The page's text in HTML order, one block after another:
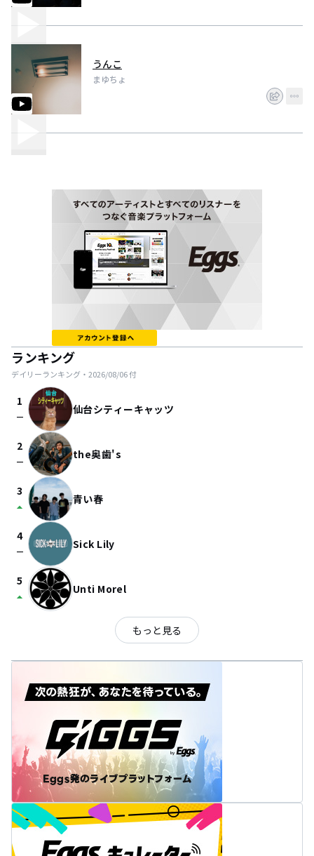
うんこ
まゆちょ
ランキング
デイリーランキング・ 2026/08/06付
1
check_indeterminate_small 仙台シティーキャッツ
2
check_indeterminate_small the奥歯's
3
arrow_drop_up 青い春
4
check_indeterminate_small Sick Lily
5
arrow_drop_up Unti Morel
もっと見る